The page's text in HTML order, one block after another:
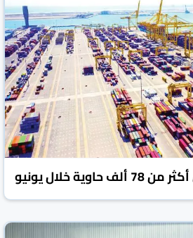
مواني قطر :استقبال أكثر من 78 ألف حاوية خلال يونيو